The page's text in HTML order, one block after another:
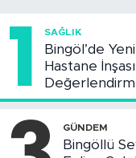
1 SAĞLIK
Bingöl’de Yeni
Hastane
Toplantısı
GÜNDEM
Bingöllü